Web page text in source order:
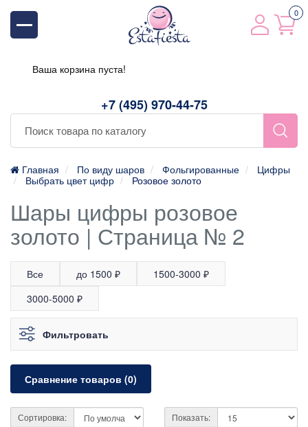
+7 (495) 970-44-75
0
Ваша корзина пуста!
Главная По виду шаров Фольгированные
Цифры
Выбрать цвет цифр
Розовое золото
Шары цифры розовое
золото | Страница № 2
Все до 1500 ₽
1500-3000 ₽
3000-5000 ₽
Фильтровать
Сравнение товаров (0)
Сортировка: Показать: